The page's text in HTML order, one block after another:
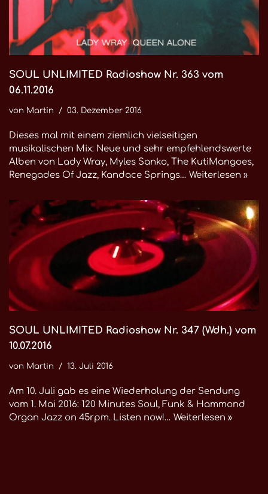
SOUL UNLIMITED Radioshow Nr. 363 vom
06.11.2016
von Martin 03. Dezember 2016
Dieses mal mit einem ziemlich vielseitigen
musikalischen Mix: Neue und sehr empfehlendswerte
Alben von Lady Wray, Myles Sanko, The KutiMangoes,
Renegades Of Jazz, Kandace Springs… Weiterlesen »
SOUL UNLIMITED Radioshow Nr. 347 (Wdh.) vom
10.07.2016
von Martin 13. Juli 2016
Am 10. Juli gab es eine Wiederholung der Sendung
vom 1. Mai 2016: 120 Minutes Soul, Funk & Hammond
Organ Jazz on 45rpm. Listen now!… Weiterlesen »